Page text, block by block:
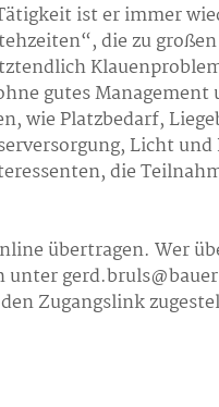
ist er immer
die zu
gutes
wie Platzbedarf,
Licht
die
übertragen. Wer
Zugangslink